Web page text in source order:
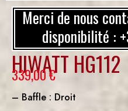
Merci de nous
disponibilité :
HIWATT HG112
339,00€
– Baffle : Droit